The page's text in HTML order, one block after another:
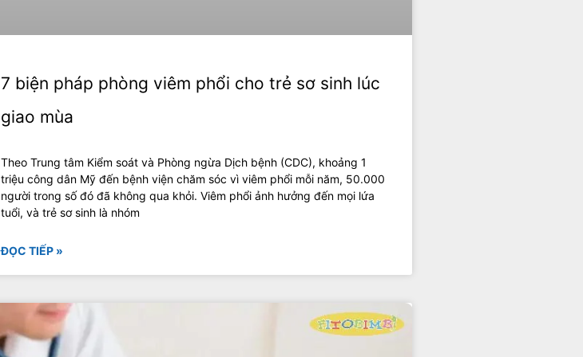
7 biện pháp phòng viêm phổi cho trẻ sơ sinh lúc
giao mùa
Theo Trung tâm Kiểm soát và Phòng ngừa Dịch bệnh (CDC), khoảng 1
triệu công dân Mỹ đến bệnh viện chăm sóc vì viêm phổi mỗi năm, 50.000
người trong số đó đã không qua khỏi. Viêm phổi ảnh hưởng đến mọi lứa
tuổi, và trẻ sơ sinh là nhóm
ĐỌC TIẾP »